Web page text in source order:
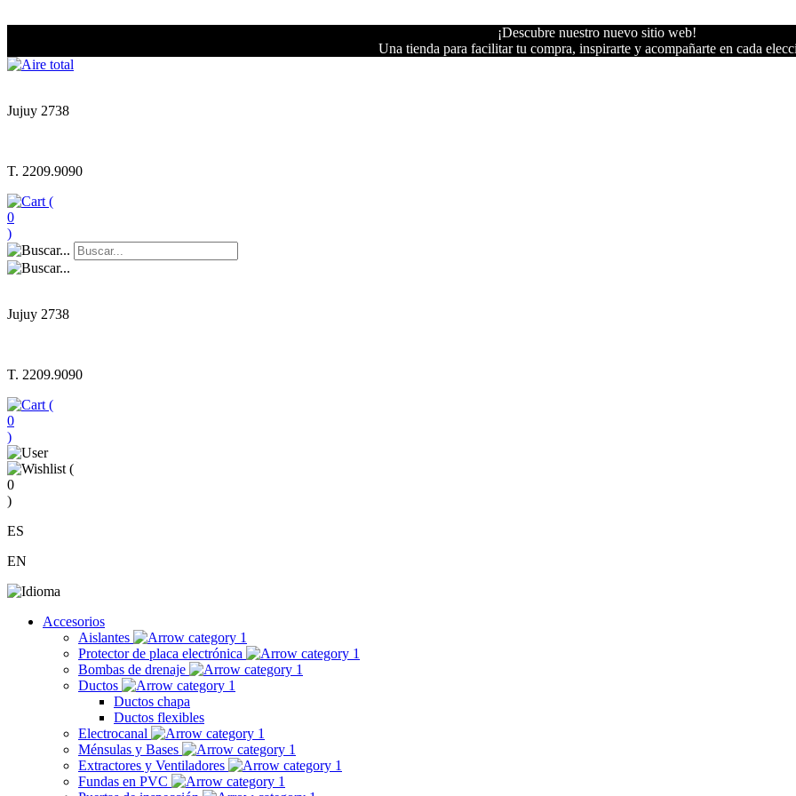
¡Descubre nuestro nuevo sitio web!
Una tienda para facilitar tu compra, inspirarte y acompañarte en cada
Jujuy 2738
T. 2209.9090
(
0
)
Jujuy 2738
T. 2209.9090
(
0
)
(
0
)
ES
EN
Accesorios
Aislantes
Protector de placa electrónica
Bombas de drenaje
Ductos
Ductos chapa
Ductos flexibles
Electrocanal
Ménsulas y Bases
Extractores y Ventiladores
Fundas en PVC